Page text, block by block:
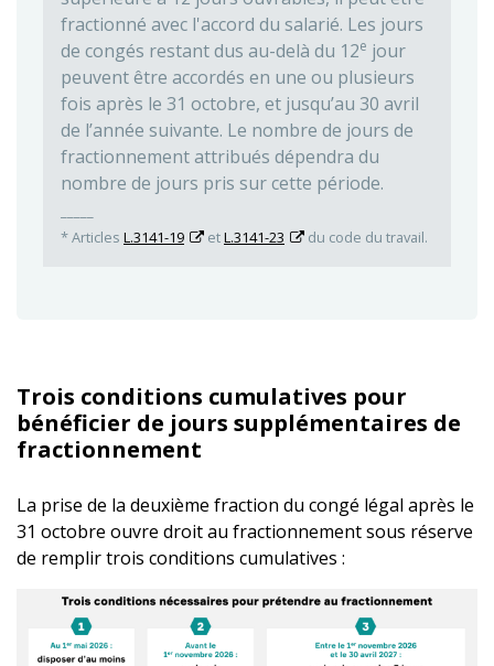
fractionné avec l'accord du salarié. Les jours
de congés restant dus au-delà du 12e jour
peuvent être accordés en une ou plusieurs
fois après le 31 octobre, et jusqu’au 30 avril
de l’année suivante. Le nombre de jours de
fractionnement attribués dépendra du
nombre de jours pris sur cette période.
* Articles L.3141-19 etL.3141-23 du code du travail.
Trois conditions cumulatives pour
bénéficier de jours supplémentaires de
fractionnement
La prise de la deuxième fraction du congé légal après le
31 octobre ouvre droit au fractionnement sous réserve
de remplir trois conditions cumulatives :